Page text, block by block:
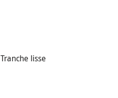
Tranche lisse